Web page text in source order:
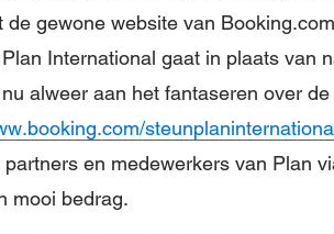
de gewone website van
International gaat in plaats van
alweer aan het fantaseren over
en medewerkers van Plan
mooi bedrag.